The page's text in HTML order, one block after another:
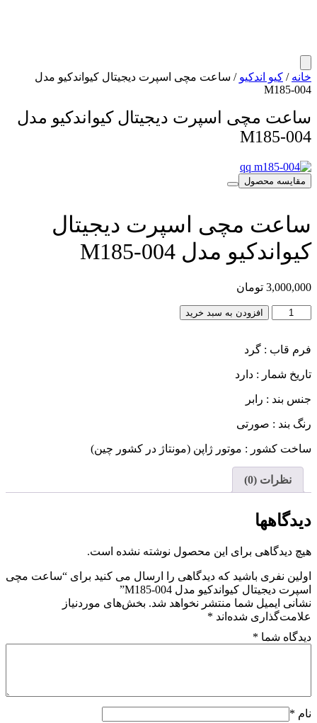
خانه / کیو اندکیو / ساعت مچی اسپرت دیجیتال کیواندکیو مدل
M185-004
ساعت مچی اسپرت دیجیتال کیواندکیو مدل
M185-004
مقایسه محصول
ساعت مچی اسپرت دیجیتال
کیواندکیو مدل M185-004
3,000,000 تومان
ساعت
دیجیتال
مدل
004
عدد
افزودن به سبد خرید
فرم قاب : گرد
تاریخ شمار : دارد
جنس بند : رابر
رنگ بند : صورتی
ساخت کشور : موتور ژاپن (مونتاژ در کشور چین)
نظرات (0)
دیدگاهها
هیچ دیدگاهی برای این محصول نوشته نشده است.
اولین نفری باشید که دیدگاهی را ارسال می کنید برای “ساعت مچی
اسپرت دیجیتال کیواندکیو مدل M185-004”
نشانی ایمیل شما منتشر نخواهد شد. بخش‌های موردنیاز
علامت‌گذاری شده‌اند *
دیدگاه شما *
نام *